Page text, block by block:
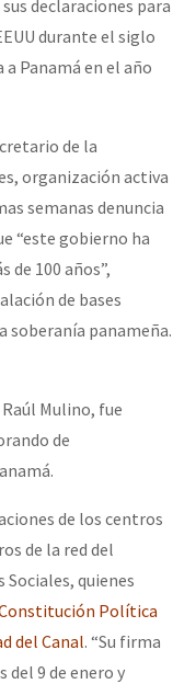
declaraciones para
durante el siglo
Panamá en el año
de la
organización activa
semanas denuncia
“este gobierno ha
de 100 años”,
de bases
soberanía panameña.
Mulino, fue
de
de los centros
de la red del
quienes
Política
del Canal. “Su firma
9 de enero y